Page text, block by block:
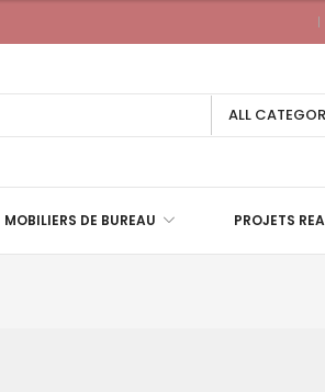
ALL
MOBILIERS DE BUREAU PROJETS